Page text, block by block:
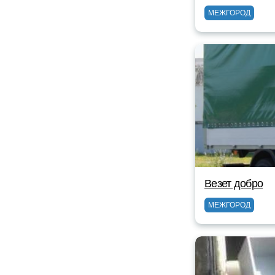
МЕЖГОРОД
Везет добро
МЕЖГОРОД